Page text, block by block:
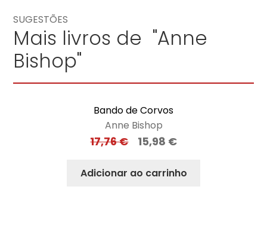
SUGESTÕES
Mais livros de "Anne
Bishop"
Bando de Corvos
Anne Bishop
17,76€ 15,98 €
Adicionar ao carrinho